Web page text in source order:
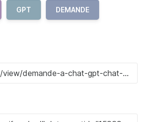
GPT DEMANDE